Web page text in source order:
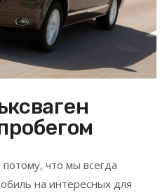
что мы всегда
на интересных для